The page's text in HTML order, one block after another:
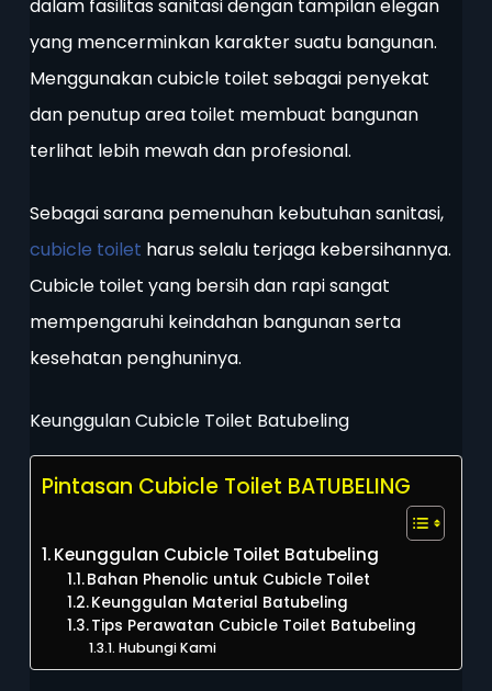
dalam fasilitas sanitasi dengan tampilan elegan
yang mencerminkan karakter suatu bangunan.
Menggunakan cubicle toilet sebagai penyekat
dan penutup area toilet membuat bangunan
terlihat lebih mewah dan profesional.
Sebagai sarana pemenuhan kebutuhan sanitasi,
cubicle toilet harus selalu terjaga kebersihannya.
Cubicle toilet yang bersih dan rapi sangat
mempengaruhi keindahan bangunan serta
kesehatan penghuninya.
Keunggulan Cubicle Toilet Batubeling
Pintasan Cubicle Toilet BATUBELING
Keunggulan Cubicle Toilet Batubeling
Bahan Phenolic untuk Cubicle Toilet
Keunggulan Material Batubeling
Tips Perawatan Cubicle Toilet Batubeling
Hubungi Kami